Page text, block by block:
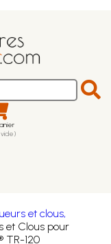
vide)
et clous,
et Clous pour
TR-120